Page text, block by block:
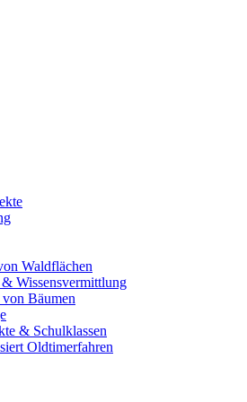
Waldflächen
Wissensvermittlung
Bäumen
& Schulklassen
Oldtimerfahren